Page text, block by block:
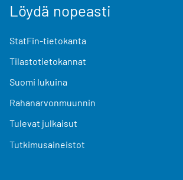
Löydä nopeasti
StatFin-tietokanta
Tilastotietokannat
Suomi lukuina
Rahanarvonmuunnin
Tulevat julkaisut
Tutkimusaineistot